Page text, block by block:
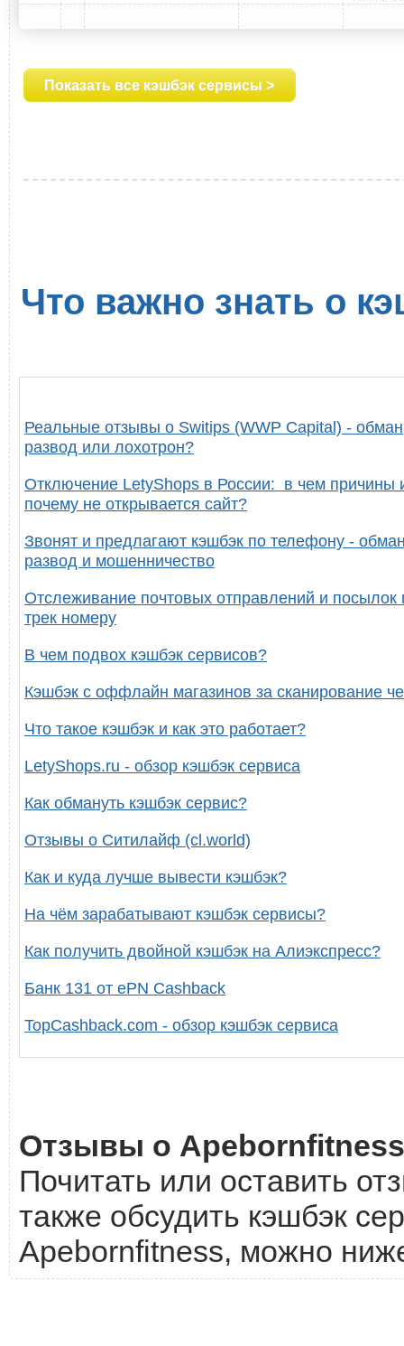
Показать все кэшбэк сервисы >
Что важно знать о
Реальные отзывы о Switips (WWP Capital) -
развод или лохотрон?
Отключение LetyShops в России: в чем причины
почему не открывается сайт?
Звонят и предлагают кэшбэк по телефону -
развод и мошенничество
Отслеживание почтовых отправлений и посылок
трек номеру
В чем подвох кэшбэк сервисов?
Кэшбэк с оффлайн магазинов за сканирование
Что такое кэшбэк и как это работает?
LetyShops.ru - обзор кэшбэк сервиса
Как обмануть кэшбэк сервис?
Отзывы о Ситилайф (cl.world)
Как и куда лучше вывести кэшбэк?
На чём зарабатывают кэшбэк сервисы?
Как получить двойной кэшбэк на Алиэкспресс?
Банк 131 от ePN Cashback
TopCashback.com - обзор кэшбэк сервиса
Отзывы о Apebornfitness
Почитать или оставить
также обсудить кэшбэк
Apebornfitness, можно